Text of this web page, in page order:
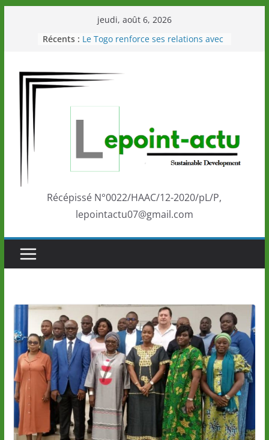
jeudi, août 6, 2026
Récents : Le Togo renforce ses relations avec
Éléphants en Côte d’Ivoire
LOTO DETENTE”, un nouveau tirage
marque de confiance au Togo sur
la scène internationale au-delà des
performances de ses athlètes
Togo: Que retenir de la politique
éducation et de l’ambition de
Récépissé N°0022/HAAC/12-2020/pL/P,
lepointactu07@gmail.com